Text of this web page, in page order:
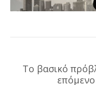
Το βασικό